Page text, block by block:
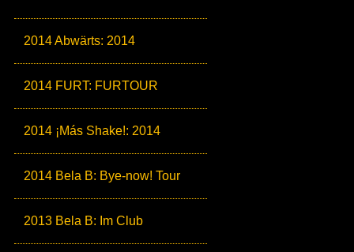
2014 Abwärts: 2014
2014 FURT: FURTOUR
2014 ¡Más Shake!: 2014
2014 Bela B: Bye-now! Tour
2013 Bela B: Im Club